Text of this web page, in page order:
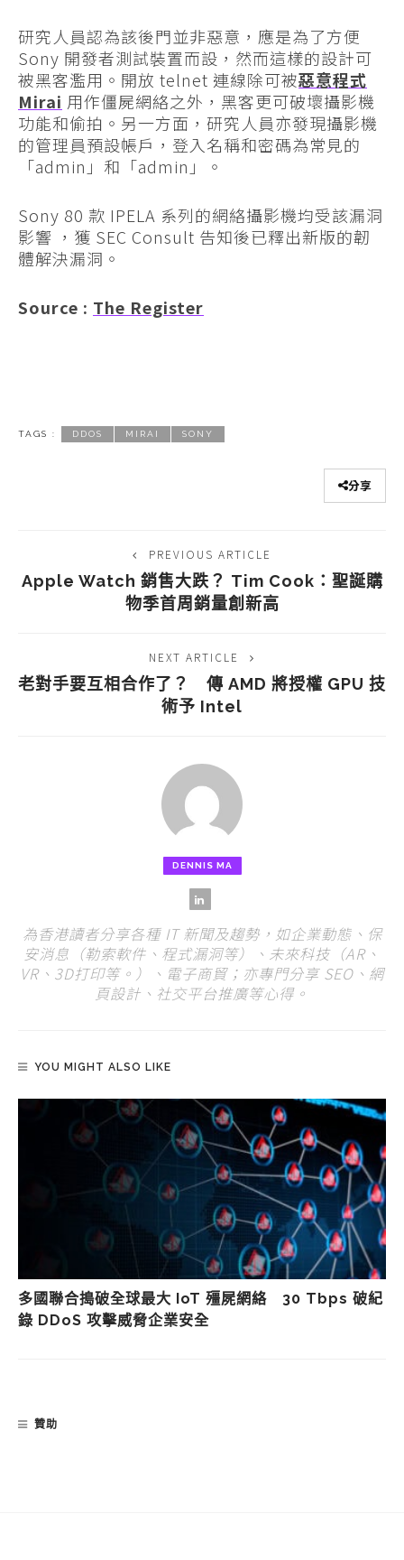
研究人員認為該後門並非惡意，應是為了方便
Sony 開發者測試裝置而設，然而這樣的設計可
被黑客濫用。開放 telnet 連線除可被惡意程式
Mirai 用作僵屍網絡之外，黑客更可破壞攝影機
功能和偷拍。另一方面，研究人員亦發現攝影機
的管理員預設帳戶，登入名稱和密碼為常見的
「admin」和「admin」。
Sony 80 款 IPELA 系列的網絡攝影機均受該漏洞
影響 ，獲 SEC Consult 告知後已釋出新版的韌
體解決漏洞。
Source : The Register
TAGS : DDOS MIRAI SONY
分享
PREVIOUS ARTICLE
Apple Watch 銷售大跌？ Tim Cook：聖誕購
物季首周銷量創新高
NEXT ARTICLE
老對手要互相合作了？ 傳 AMD 將授權 GPU 技
術予 Intel
DENNIS MA
為香港讀者分享各種 IT 新聞及趨勢，如企業動態、保
安消息（勒索軟件、程式漏洞等）、未來科技（AR、
VR、3D打印等。）、電子商貿；亦專門分享 SEO、網
頁設計、社交平台推廣等心得。
YOU MIGHT ALSO LIKE
多國聯合搗破全球最大 IoT 殭屍網絡 30 Tbps 破紀
錄 DDoS 攻擊威脅企業安全
贊助